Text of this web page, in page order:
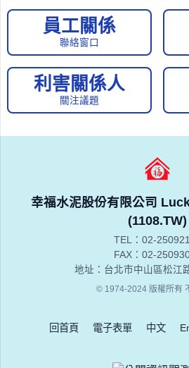
本網站將視其適法性及是否遵照法定程序
當有人在本網站的行為，可能損害或妨礙
權益時，若本網站有理由相信揭露個人資
採取法律行動所必要者，本網站得揭露使
本網站有義務保護各申請人隱私，非經
之一者，不會自行修改或刪除任何個人資
1．經由合法的途徑。
2．保護或防衛相關個人的權利。
本網站將在事前取得您的同意後，傳送宣
您。本網站會在該資料或電子郵件上提供
電子郵件的方法、說明或功能連結。
除了傳送宣傳本網站之資料，本網站對於
員工關係
聯絡窗口
利害關係人
關注議題
幸福水泥股份有限公司
(1108.TW)
TEL：02-
FAX：02-
地址：台北市中山區松江
© 1974-2024 版權所有
回首頁 電子表單 中文